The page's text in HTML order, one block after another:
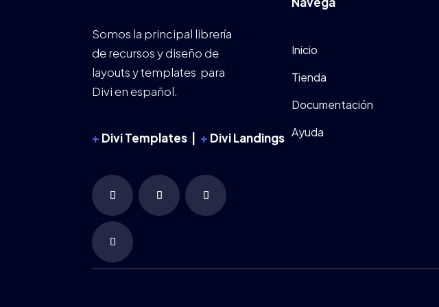
Somos la principal librería
de recursos y diseño de
layouts y templates para
Divi en español.
+ Divi Templates | + Divi Landings
Inicio
Tienda
Documentación
Ayuda